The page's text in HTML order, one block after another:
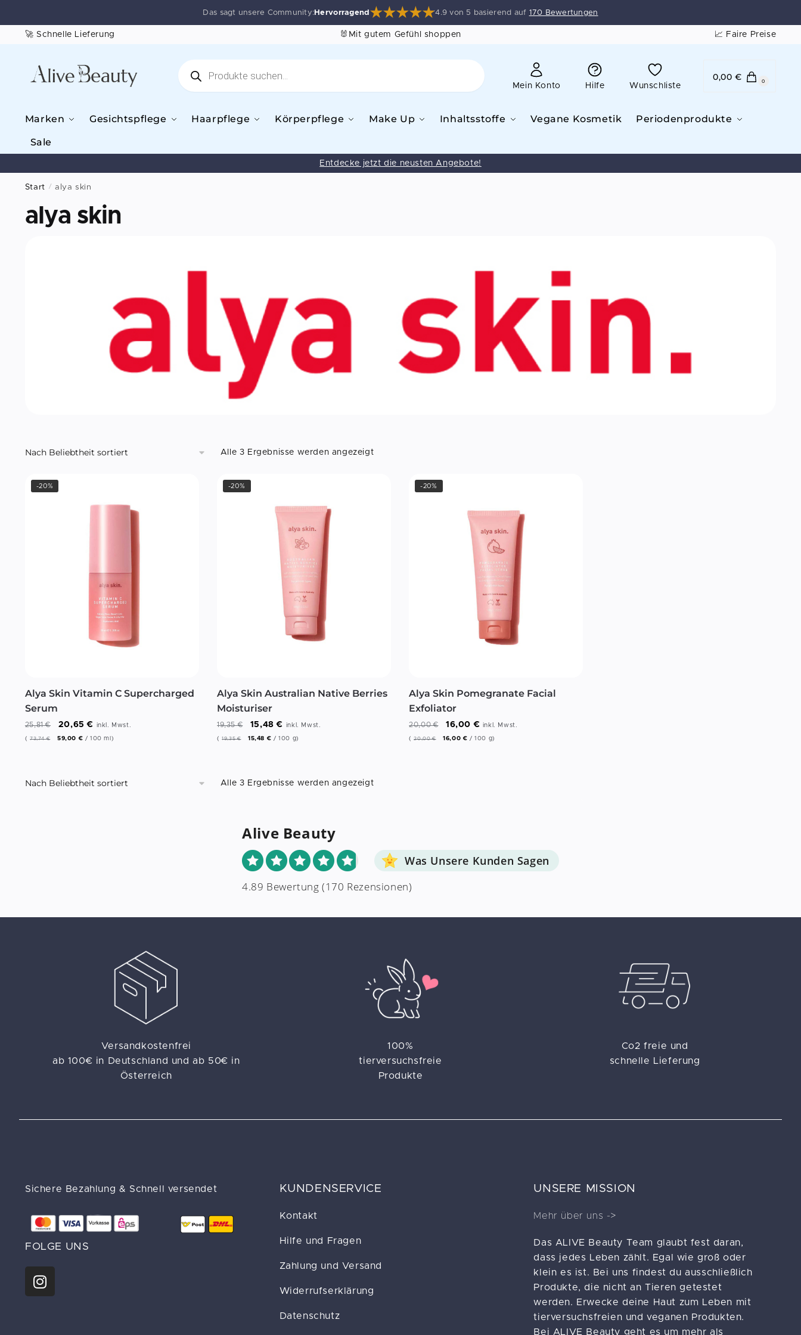
Das sagt unsere Community:Hervorragend 4.9 von 5 basierend auf 170 Bewertungen
🚀 Schnelle Lieferung 🐰Mit gutem Gefühl shoppen 📈 Faire Preise
Mein Konto Hilfe Wunschliste
0,00€ 0
Marken Gesichtspflege Haarpflege Körperpflege Make Up Inhaltsstoffe Vegane Kosmetik Periodenprodukte
Sale
Entdecke jetzt die neusten Angebote!
Start / alya skin
alya skin
Alle 3 Ergebnisse werden angezeigt
-20%
Alya Skin Vitamin C Supercharged
Serum
25,81€ 20,65€ inkl. Mwst.
(73,74€ 59,00€ / 100 ml )
-20%
Alya Skin Australian Native Berries
Moisturiser
19,35€ 15,48€ inkl. Mwst.
(19,35€ 15,48€ /100 g)
-20%
Alya Skin Pomegranate Facial
Exfoliator
20,00€ 16,00€ inkl. Mwst.
(20,00€ 16,00€ /100 g)
Alle 3 Ergebnisse werden angezeigt
Alive Beauty
Was Unsere Kunden Sagen
4.89 Bewertung (170 Rezensionen)
Versandkostenfrei
ab 100€ in Deutschland und ab 50€ in
Österreich
100%
tierversuchsfreie
Produkte
Co2 freie und
schnelle Lieferung
Sichere Bezahlung & Schnell versendet
FOLGE UNS
KUNDENSERVICE
Kontakt
Hilfe und Fragen
Zahlung und Versand
Widerrufserklärung
Datenschutz
UNSERE MISSION
Mehr über uns ->
Das ALIVE Beauty Team glaubt fest daran,
dass jedes Leben zählt. Egal wie groß oder
klein es ist. Bei uns findest du ausschließlich
Produkte, die nicht an Tieren getestet
werden. Erwecke deine Haut zum Leben mit
tierversuchsfreien und veganen Produkten.
Bei ALIVE Beauty geht es um mehr als